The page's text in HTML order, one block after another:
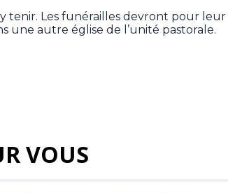
tenir. Les funérailles devront pour leur
une autre église de l’unité pastorale.
VOUS